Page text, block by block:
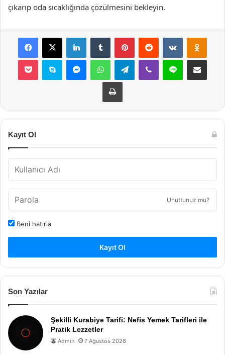
çıkarıp oda sıcaklığında çözülmesini bekleyin.
Facebook
X LinkedInTumblr PinterestReddit VKontakte
Pocket Skype MessengerWhatsAppTelegramViber Line E-Posta ile
Yazdır
Kayıt Ol
Unuttunuz mu?
Beni hatırla
Kayıt Ol
Son Yazılar
Şekilli Kurabiye Tarifi: Nefis Yemek Tarifleri ile
Pratik Lezzetler
Admin 7 Ağustos 2026